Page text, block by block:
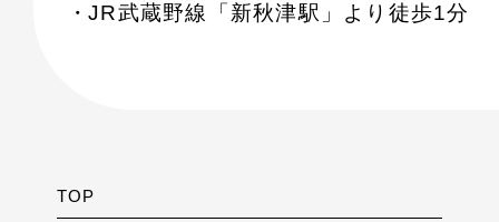
JR武蔵野線「新秋津駅」より徒歩1分
TOP